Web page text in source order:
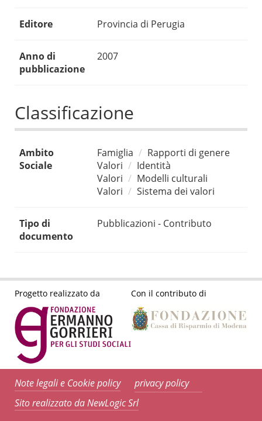
Editore Provincia di Perugia
Anno di
pubblicazione
2007
Classificazione
Ambito
Sociale
Famiglia
Rapporti di genere
Valori
Identità
Valori
Modelli culturali
Valori
Sistema dei valori
Tipo di
documento
Pubblicazioni - Contributo
Progetto realizzato da Con il contributo di
Note legali e Cookie policy
privacy policy
Sito realizzato da NewLogic Srl